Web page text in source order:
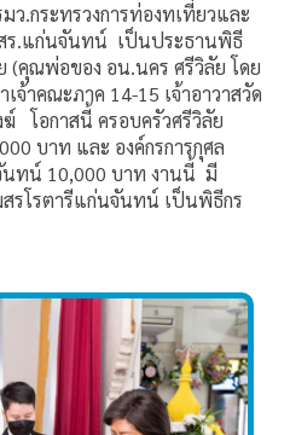
.กระทรวงการท่องทเที่ยวและ
ร.แก่นจันทน์ เป็นประธานพิธี
คุณพ่อของ อน.นคร ศรีวิลัย โดย
จ้าคณะภาค 14-15 เจ้าอาวาสวัด
โอกาสนี้ ครอบครัวศรีวิลัย
บาท และ องค์กรการกุศล
นทน์ 10,000 บาท งานนี้ มี
รโรตารีแก่นจันทน์ เป็นพิธีกร